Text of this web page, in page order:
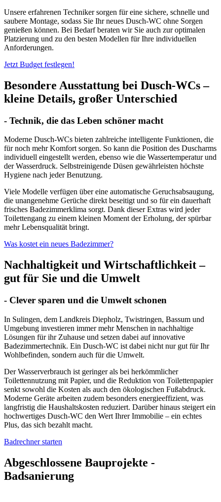
Unsere erfahrenen Techniker sorgen für eine sichere, schnelle und
saubere Montage, sodass Sie Ihr neues Dusch-WC ohne Sorgen
genießen können. Bei Bedarf beraten wir Sie auch zur optimalen
Platzierung und zu den besten Modellen für Ihre individuellen
Anforderungen.
Jetzt Budget festlegen!
Besondere Ausstattung bei Dusch-WCs –
kleine Details, großer Unterschied
- Technik, die das Leben schöner macht
Moderne Dusch-WCs bieten zahlreiche intelligente Funktionen, die
für noch mehr Komfort sorgen. So kann die Position des Duscharms
individuell eingestellt werden, ebenso wie die Wassertemperatur und
der Wasserdruck. Selbstreinigende Düsen gewährleisten höchste
Hygiene nach jeder Benutzung.
Viele Modelle verfügen über eine automatische Geruchsabsaugung,
die unangenehme Gerüche direkt beseitigt und so für ein dauerhaft
frisches Badezimmerklima sorgt. Dank dieser Extras wird jeder
Toilettengang zu einem kleinen Moment der Erholung, der spürbar
mehr Lebensqualität bringt.
Was kostet ein neues Badezimmer?
Nachhaltigkeit und Wirtschaftlichkeit –
gut für Sie und die Umwelt
- Clever sparen und die Umwelt schonen
In Sulingen, dem Landkreis Diepholz, Twistringen, Bassum und
Umgebung investieren immer mehr Menschen in nachhaltige
Lösungen für ihr Zuhause und setzen dabei auf innovative
Badezimmertechnik. Ein Dusch-WC ist dabei nicht nur gut für Ihr
Wohlbefinden, sondern auch für die Umwelt.
Der Wasserverbrauch ist geringer als bei herkömmlicher
Toilettennutzung mit Papier, und die Reduktion von Toilettenpapier
senkt sowohl die Kosten als auch den ökologischen Fußabdruck.
Moderne Geräte arbeiten zudem besonders energieeffizient, was
langfristig die Haushaltskosten reduziert. Darüber hinaus steigert ein
hochwertiges Dusch-WC den Wert Ihrer Immobilie – ein echtes
Plus, das sich bezahlt macht.
Badrechner starten
Abgeschlossene Bauprojekte -
Badsanierung